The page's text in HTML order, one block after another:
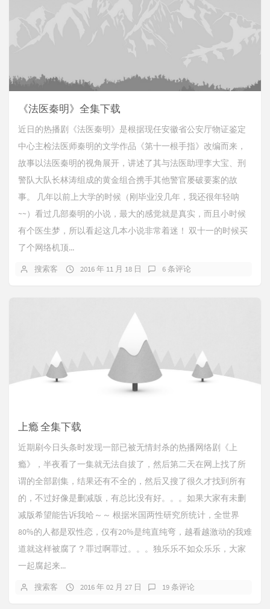
《法医秦明》全集下载
近日的热播剧《法医秦明》是根据现任安徽省公安厅物证鉴定
中心主检法医师秦明的文学作品《第十一根手指》改编而来，
故事以法医秦明的视角展开，讲述了其与法医助理李大宝、刑
警队大队长林涛组成的黄金组合携手其他警官屡破要案的故
事。 几年以前上大学的时候（刚毕业没几年，我还很年轻呐
~~）看过几部秦明的小说，最大的感觉就是真实，而且小时候
有个医生梦，所以看起这几本小说非常着迷！ 双十一的时候买
了个网络机顶...
搜索客 2016 年 11 月 18 日 6 条评论
上瘾 全集下载
近期刷今日头条时发现一部已被无情封杀的热播网络剧《上
瘾》，半夜看了一集就无法自拔了，然后第二天在网上找了所
谓的全部剧集，结果还有不全的，然后又搜了很久才找到所有
的，不过好像是删减版，有总比没有好。。。如果大家有未删
减版希望能告诉我哈～～ 根据米国两性研究所统计，全世界
80%的人都是双性恋，仅有20%是纯直纯弯，越看越激动的我难
道就这样被腐了？罪过啊罪过。。。独乐乐不如众乐乐，大家
一起腐起来...
搜索客 2016 年 02 月 27 日 19 条评论